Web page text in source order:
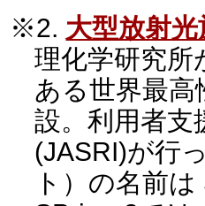
※2. 大型放射
理化学研究所
ある世界最
設。利用者支
(JASRI)が行
ト）の名前